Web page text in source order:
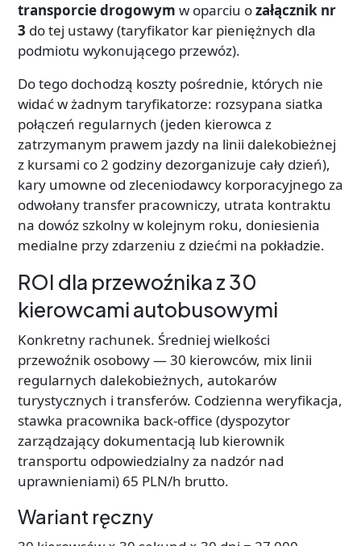
transporcie drogowym w oparciu ozałącznik nr
3 do tej ustawy (taryfikator kar pieniężnych dla
podmiotu wykonującego przewóz).
Do tego dochodzą koszty pośrednie, których nie
widać w żadnym taryfikatorze: rozsypana siatka
połączeń regularnych (jeden kierowca z
zatrzymanym prawem jazdy na linii dalekobieżnej
z kursami co 2 godziny dezorganizuje cały dzień),
kary umowne od zleceniodawcy korporacyjnego za
odwołany transfer pracowniczy, utrata kontraktu
na dowóz szkolny w kolejnym roku, doniesienia
medialne przy zdarzeniu z dziećmi na pokładzie.
ROI dla przewoźnika z 30
kierowcami autobusowymi
Konkretny rachunek. Średniej wielkości
przewoźnik osobowy — 30 kierowców, mix linii
regularnych dalekobieżnych, autokarów
turystycznych i transferów. Codzienna weryfikacja,
stawka pracownika back-office (dyspozytor
zarządzający dokumentacją lub kierownik
transportu odpowiedzialny za nadzór nad
uprawnieniami) 65 PLN/h brutto.
Wariant ręczny